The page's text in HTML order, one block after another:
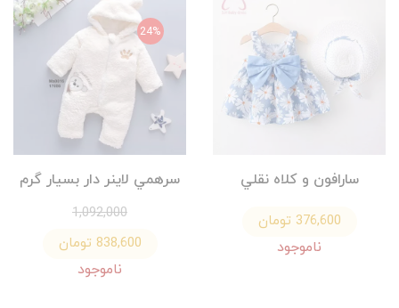
سارافون و كلاه نقلي
376,600 تومان
ناموجود
سرهمي لاينر دار بسيار گرم
1,092,000
838,600 تومان
24%
ناموجود